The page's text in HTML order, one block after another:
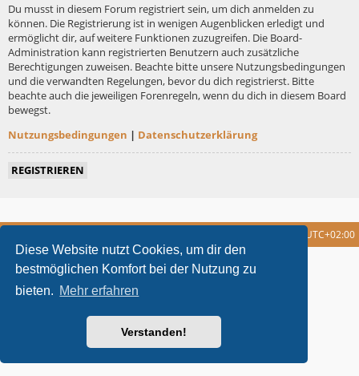
Diese Website nutzt Cookies, um dir den
bestmöglichen Komfort bei der Nutzung zu
bieten. Mehr erfahren
Verstanden!
Du musst in diesem Forum registriert sein, um dich anmelden zu
können. Die Registrierung ist in wenigen Augenblicken erledigt und
ermöglicht dir, auf weitere Funktionen zuzugreifen. Die Board-
Administration kann registrierten Benutzern auch zusätzliche
Berechtigungen zuweisen. Beachte bitte unsere Nutzungsbedingungen
und die verwandten Regelungen, bevor du dich registrierst. Bitte
beachte auch die jeweiligen Forenregeln, wenn du dich in diesem Board
bewegst.
Nutzungsbedingungen | Datenschutzerklärung
REGISTRIEREN
UTC+02:00
metrolike style by Eric Seguin Updated for phpBB3.2 by
Powered byphpBB ® Forum Software © phpBB Limited
Deutsche Übersetzung durch